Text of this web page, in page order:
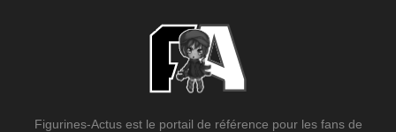
Figurines-Actus est le portail de référence pour les fans de